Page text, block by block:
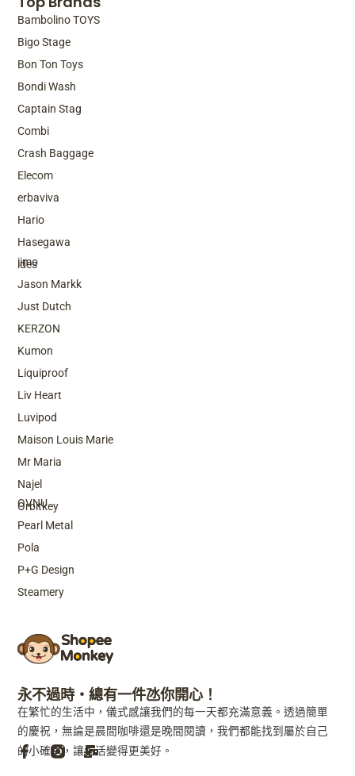
Top Brands
OVNU
Pearl Metal
Pola
P+G Design
Steamery
Top Brands
iimo
Jason Markk
Just Dutch
KERZON
Kumon
Liquiproof
Liv Heart
Luvipod
Maison Louis Marie
Mr Maria
Najel
Orbitkey
Bambolino TOYS
Bigo Stage
Bon Ton Toys
Bondi Wash
Captain Stag
Combi
Crash Baggage
Elecom
erbaviva
Hario
Hasegawa
ides
永不過時・總有一件氹你開心！
在繁忙的生活中，儀式感讓我們的每一天都充滿意義。透過簡單
的慶祝，無論是晨間咖啡還是晚間閱讀，我們都能找到屬於自己
的小確幸，讓生活變得更美好。